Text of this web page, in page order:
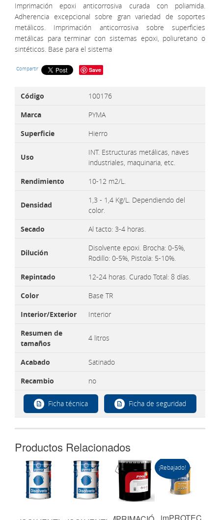
Imprimación epoxi anticorrosiva curada con poliamida.
Adherencia excepcional sobre gran variedad de soportes
metálicos. Imprimación anticorrosiva sobre superficies
metálicas para terminar con sistemas epoxi, poliuretano o
sintéticos. Base para el sistema
Compartir Save
Código
100176
Marca
PYMA
Superficie
Hierro
Uso
INT. Estructuras metálicas, naves
industriales, maquinaria, etc.
Rendimiento
10-12 m2/L.
Densidad
1,3 - 1,4 Kg/L. Dependiendo del
color.
Secado
Al tacto: 3-4 horas.
Dilución
Disolvente epoxi. Brocha: 0-5%,
Rodillo: 0-5%, Pistola: 5-10%.
Repintado
12-24 horas. Curado Total: 8 días.
Color
Base TR
Interior/Exterior
Interior
Resumen de
tamaños
4 litros
Acabado
Satinado
Recambio
no
Ficha técnica Ficha de seguridad
Productos Relacionados
¡Rebajado!